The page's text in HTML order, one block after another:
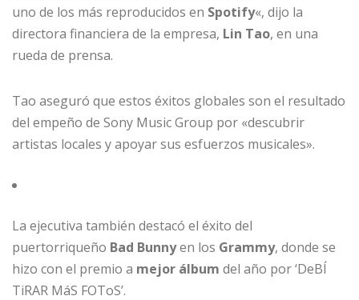
uno de los más reproducidos en Spotify«, dijo la
directora financiera de la empresa, Lin Tao, en una
rueda de prensa.
Tao aseguró que estos éxitos globales son el resultado
del empeño de Sony Music Group por «descubrir
artistas locales y apoyar sus esfuerzos musicales».
La ejecutiva también destacó el éxito del
puertorriqueño Bad Bunnyen los Grammy, donde se
hizo con el premio a mejor álbum del año por ‘DeBÍ
TiRAR MáS FOToS’.